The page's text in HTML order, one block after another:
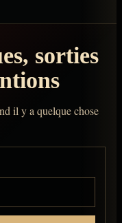
sorties
il y a quelque chose